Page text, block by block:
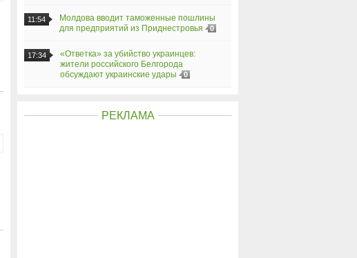
11:54
Молдова вводит таможенные пошлины
для предприятий из Приднестровья
0
17:34
«Ответка» за убийство украинцев:
жители российского Белгорода
обсуждают украинские удары
0
РЕКЛАМА